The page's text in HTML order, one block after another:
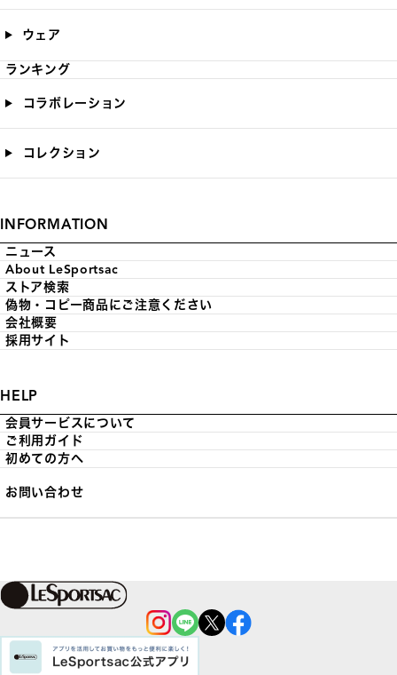
ウェア
ランキング
コラボレーション
コレクション
INFORMATION
ニュース
About LeSportsac
ストア検索
偽物・コピー商品にご注意ください
会社概要
採用サイト
HELP
会員サービスについて
ご利用ガイド
初めての方へ
お問い合わせ